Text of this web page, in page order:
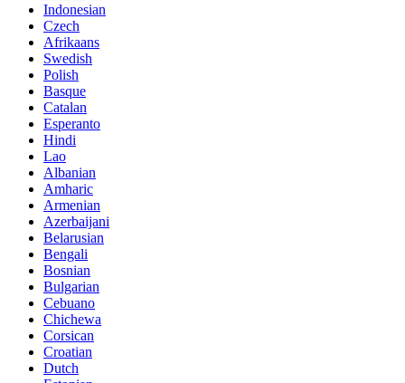
Indonesian
Czech
Afrikaans
Swedish
Polish
Basque
Catalan
Esperanto
Hindi
Lao
Albanian
Amharic
Armenian
Azerbaijani
Belarusian
Bengali
Bosnian
Bulgarian
Cebuano
Chichewa
Corsican
Croatian
Dutch